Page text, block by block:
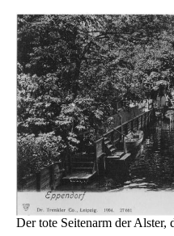
Der tote Seitenarm der